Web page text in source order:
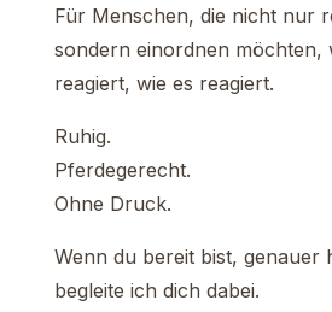
Für Menschen, die nicht nur
sondern einordnen möchten,
reagiert, wie es reagiert.
Ruhig.
Pferdegerecht.
Ohne Druck.
Wenn du bereit bist, genauer
begleite ich dich dabei.